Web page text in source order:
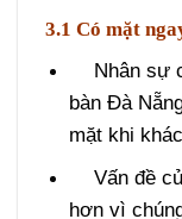
3.1 Có mặt
Nhân sự
bàn Đà
mặt khi
Vấn đề